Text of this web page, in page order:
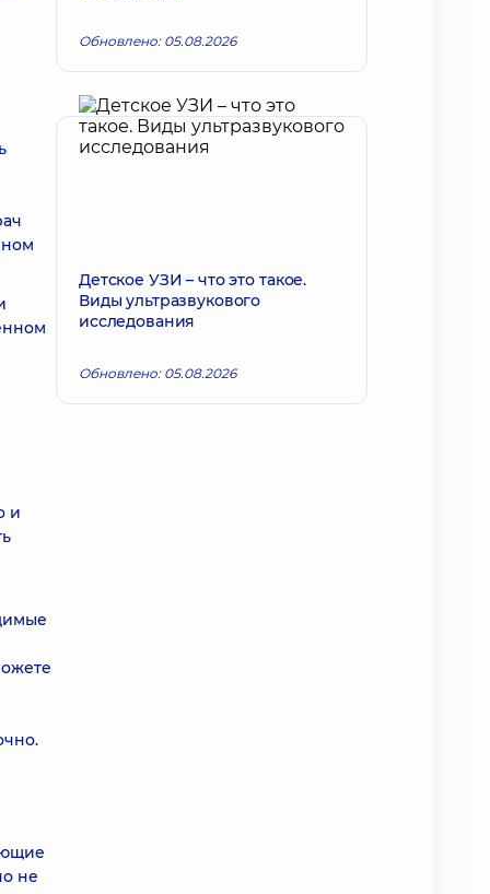
и
не
Обновлено: 05.08.2026
Детское УЗИ – что это такое.
Виды ультразвукового
исследования
Обновлено: 05.08.2026